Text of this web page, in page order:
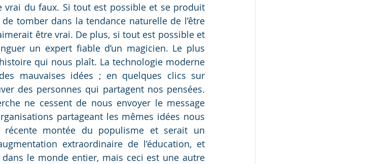
du faux. Si tout est possible et se produit
tomber dans la tendance naturelle de l’être
être vrai. De plus, si tout est possible et
un expert fiable d’un magicien. Le plus
qui nous plaît. La technologie moderne
mauvaises idées ; en quelques clics sur
des personnes qui partagent nos pensées.
ne cessent de nous envoyer le message
partageant les mêmes idées nous
récente montée du populisme et serait un
extraordinaire de l’éducation, et
le monde entier, mais ceci est une autre